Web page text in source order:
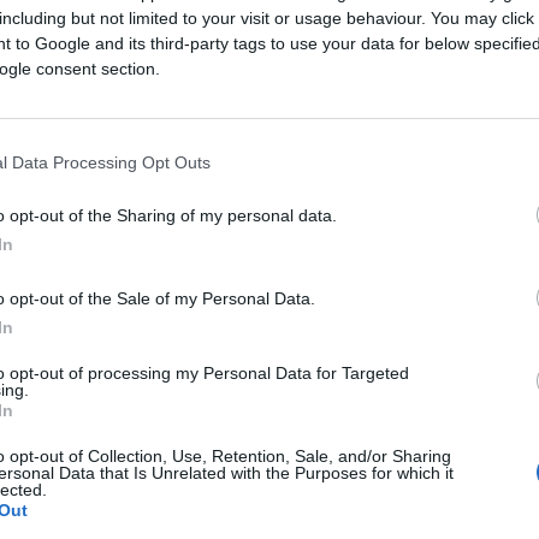
but not limited to your visit or usage behaviour. You may
to Google and its third-party tags to use your data for below
consent section.
Data Processing Opt Outs
opt-out of the Sharing of my personal data.
opt-out of the Sale of my Personal Data.
opt-out of processing my Personal Data for Targeted
opt-out of Collection, Use, Retention, Sale, and/or Sharing
Data that Is Unrelated with the Purposes for which it
vojnika od drugih evropskih saveznika.
da povlače najmanje 5.000 vojnika iz
Merz izjavio da iransko rukovodstvo
nedostatkom strategije u ratu.
američkih vojnika u Poljsku
će SAD „smanjiti broj vojnika mnogo više od
slanje oko 4.000 vojnika iz Druge oklopne
Poljsku.
dio nastojanja da se ispuni
vojnika u Evropi. Također je zaustavljeno
za upravljanje projektilima dugog
su smanjenje vojne prisutnosti, tvrdeći da se